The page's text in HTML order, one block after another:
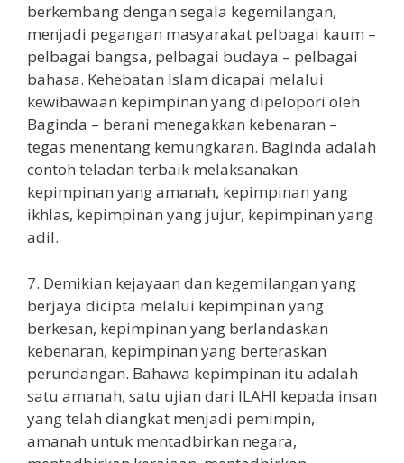
berkembang dengan segala kegemilangan,
menjadi pegangan masyarakat pelbagai kaum –
pelbagai bangsa, pelbagai budaya – pelbagai
bahasa. Kehebatan Islam dicapai melalui
kewibawaan kepimpinan yang dipelopori oleh
Baginda – berani menegakkan kebenaran –
tegas menentang kemungkaran. Baginda adalah
contoh teladan terbaik melaksanakan
kepimpinan yang amanah, kepimpinan yang
ikhlas, kepimpinan yang jujur, kepimpinan yang
adil.
7. Demikian kejayaan dan kegemilangan yang
berjaya dicipta melalui kepimpinan yang
berkesan, kepimpinan yang berlandaskan
kebenaran, kepimpinan yang berteraskan
perundangan. Bahawa kepimpinan itu adalah
satu amanah, satu ujian dari ILAHI kepada insan
yang telah diangkat menjadi pemimpin,
amanah untuk mentadbirkan negara,